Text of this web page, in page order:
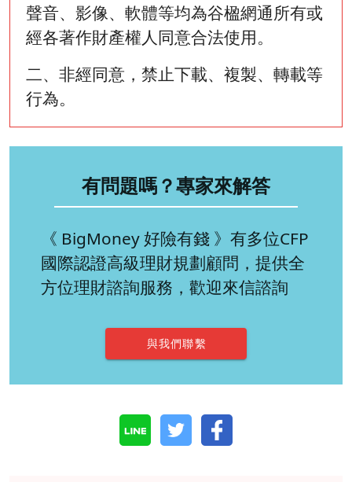
聲音、影像、軟體等均為谷楹網通所有或
經各著作財產權人同意合法使用。
二、非經同意，禁止下載、複製、轉載等
行為。
有問題嗎？專家來解答
《 BigMoney 好險有錢 》有多位CFP
國際認證高級理財規劃顧問，提供全
方位理財諮詢服務，歡迎來信諮詢
與我們聯繫